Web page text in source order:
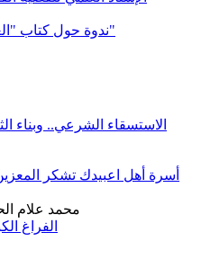
ندوة حول كتاب "العدالة الاجتماعية في الإسلام"
الاستسقاء الشرعي.. وبناء
أسرة أهل اعبيدك تشكر
الفراغ